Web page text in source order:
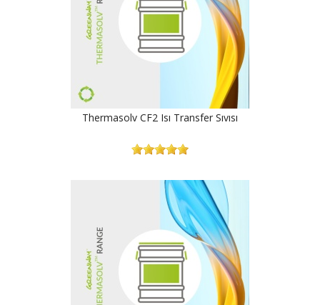
Thermasolv CF2 Isı Transfer Sıvısı